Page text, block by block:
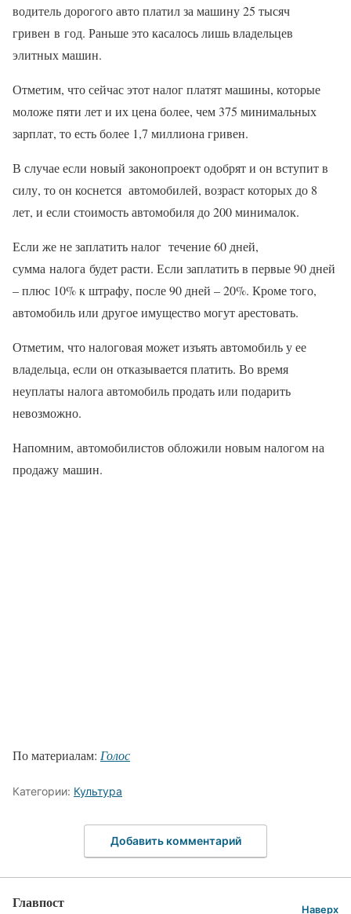
водитель дорогого авто платил за машину 25 тысяч
гривен в год. Раньше это касалось лишь владельцев
элитных машин.
Отметим, что сейчас этот налог платят машины, которые
моложе пяти лет и их цена более, чем 375 минимальных
зарплат, то есть более 1,7 миллиона гривен.
В случае если новый законопроект одобрят и он вступит в
силу, то он коснется автомобилей, возраст которых до 8
лет, и если стоимость автомобиля до 200 минималок.
Если же не заплатить налог течение 60 дней,
сумма налога будет расти. Если заплатить в первые 90 дней
– плюс 10% к штрафу, после 90 дней – 20%. Кроме того,
автомобиль или другое имущество могут арестовать.
Отметим, что налоговая может изъять автомобиль у ее
владельца, если он отказывается платить. Во время
неуплаты налога автомобиль продать или подарить
невозможно.
Напомним, автомобилистов обложили новым налогом на
продажу машин.
По материалам: Голос
Категории: Культура
Добавить комментарий
Главпост Наверх